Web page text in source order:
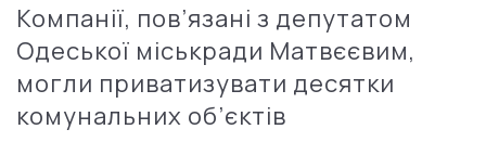
Компанії, пов’язані з депутатом
Одеської міськради Матвєєвим,
могли приватизувати десятки
комунальних об’єктів